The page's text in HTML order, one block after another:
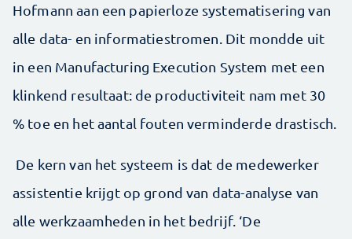
Hofmann aan een papierloze systematisering van
alle data- en informatiestromen. Dit mondde uit
in een Manufacturing Execution System met een
klinkend resultaat: de productiviteit nam met 30
% toe en het aantal fouten verminderde drastisch.
De kern van het systeem is dat de medewerker
assistentie krijgt op grond van data-analyse van
alle werkzaamheden in het bedrijf. ‘De